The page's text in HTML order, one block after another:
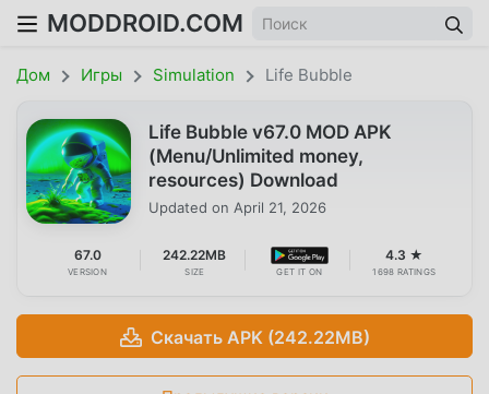
MODDROID.COM
Дом Игры Simulation Life Bubble
Life Bubble v67.0 MOD APK
(Menu/Unlimited money,
resources) Download
Updated on April 21, 2026
67.0
VERSION
242.22MB
SIZE GET IT ON
4.3 ★
1698 RATINGS
Скачать APK (242.22MB)